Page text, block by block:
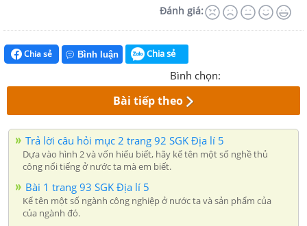
Đánh giá:
Chia sẻ Bình luận Chia sẻ
Bình chọn:
Bài tiếp theo
Trả lời câu hỏi mục 2 trang 92 SGK Địa lí 5
Dựa vào hình 2 và vốn hiểu biết, hãy kể tên một số nghề thủ
công nổi tiếng ở nước ta mà em biết.
Bài 1 trang 93 SGK Địa lí 5
Kể tên một số ngành công nghiệp ở nước ta và sản phẩm của
của ngành đó.